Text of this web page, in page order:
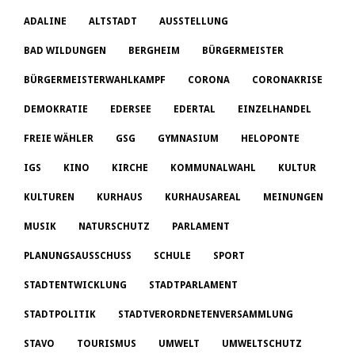
ADALINE ALTSTADT AUSSTELLUNG
BAD WILDUNGEN BERGHEIM BÜRGERMEISTER
BÜRGERMEISTERWAHLKAMPF CORONA CORONAKRISE
DEMOKRATIE EDERSEE EDERTAL EINZELHANDEL
FREIE WÄHLER GSG GYMNASIUM HELOPONTE
IGS KINO KIRCHE KOMMUNALWAHL KULTUR
KULTUREN KURHAUS KURHAUSAREAL MEINUNGEN
MUSIK NATURSCHUTZ PARLAMENT
PLANUNGSAUSSCHUSS SCHULE SPORT
STADTENTWICKLUNG STADTPARLAMENT
STADTPOLITIK STADTVERORDNETENVERSAMMLUNG
STAVO TOURISMUS UMWELT UMWELTSCHUTZ